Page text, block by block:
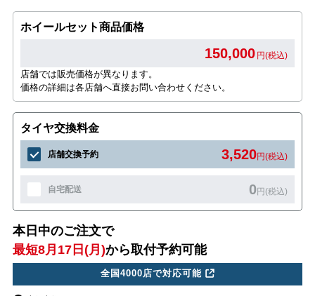
ホイールセット商品価格
150,000 円(税込)
店舗では販売価格が異なります。
価格の詳細は各店舗へ直接お問い合わせください。
タイヤ交換料金
店舗交換予約 3,520円(税込)
自宅配送 0円(税込)
本日中のご注文で
最短8月17日(月)から取付予約可能
全国4000店で対応可能